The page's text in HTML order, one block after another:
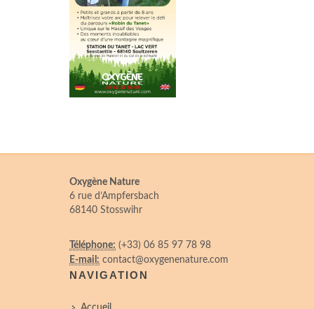
Oxygène Nature
6 rue d’Ampfersbach
68140 Stosswihr
Téléphone: (+33) 06 85 97 78 98
E-mail: contact@oxygenenature.com
NAVIGATION